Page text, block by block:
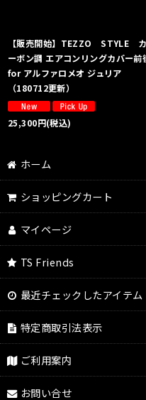
【販売開始】TEZZO STYLE カ
ーボン調 エアコンリングカバー前
for アルファロメオ ジュリア
（180712更新）
25,300円(税込)
ホーム
ショッピングカート
マイページ
TS Friends
最近チェックしたアイテム
特定商取引法表示
ご利用案内
お問い合せ